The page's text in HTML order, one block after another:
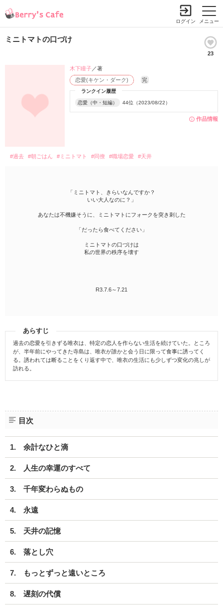
メニュー
ログイン
ミニトマトの口づけ
23
作品情報
ランクイン履歴
恋愛（中・短編） 44位（2023/08/22）
恋愛(キケン・ダーク) 完
木下瞳子／著
#過去 #朝ごはん #ミニトマト #同僚 #職場恋愛 #天井
「ミニトマト、きらいなんですか？
いい大人なのに？」
あなたは不機嫌そうに、ミニトマトにフォークを突き刺した
「だったら食べてください」
ミニトマトの口づけは
私の世界の秩序を壊す
R3.7.6～7.21
あらすじ
過去の恋愛を引きずる唯衣は、特定の恋人を作らない生活を続けていた。ところ
が、半年前にやってきた寺島は、唯衣が誰かと会う日に限って食事に誘ってく
る。誘われては断ることをくり返す中で、唯衣の生活にも少しずつ変化の兆しが
訪れる。
目次
1. 余計なひと滴
2. 人生の幸運のすべて
3. 千年変わらぬもの
4. 永遠
5. 天井の記憶
6. 落とし穴
7. もっとずっと遠いところ
8. 遅刻の代償